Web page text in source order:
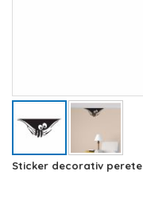
Skip
Sticker decorativ